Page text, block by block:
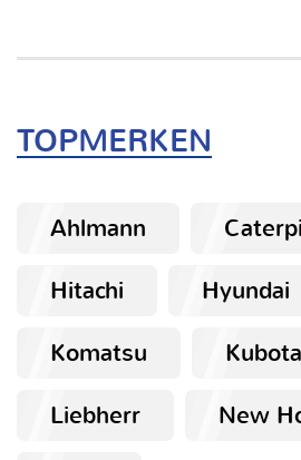
TOPMERKEN
Ahlmann
Hitachi
Hyundai
Komatsu
Kubota
Liebherr
New